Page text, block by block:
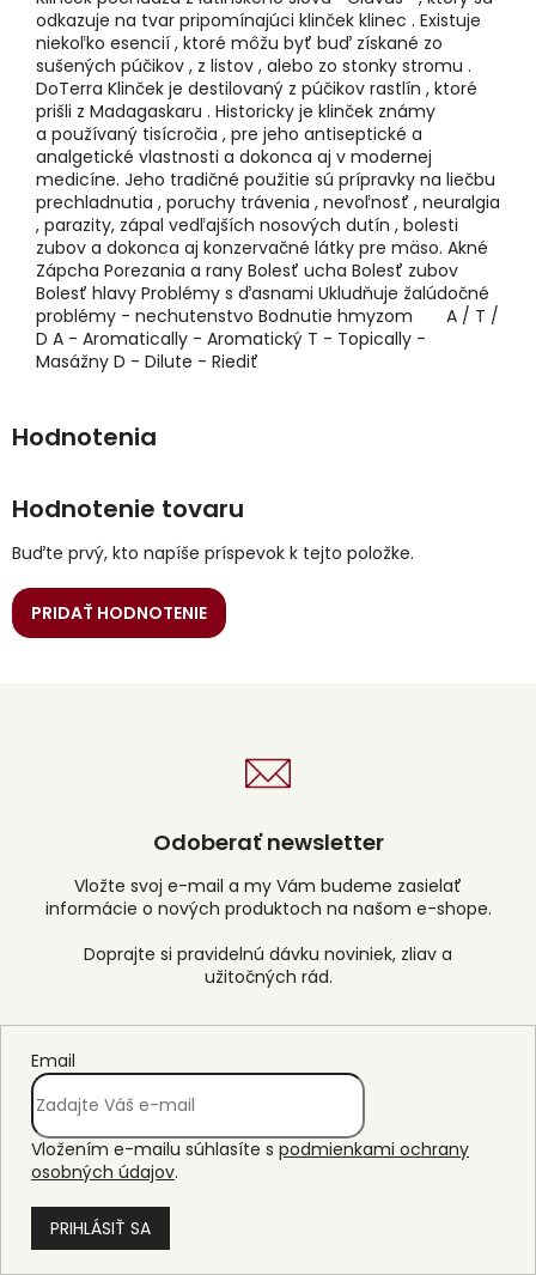
odkazuje na tvar pripomínajúci klinček klinec . Existuje
niekoľko esencií , ktoré môžu byť buď získané zo
sušených púčikov , z listov , alebo zo stonky stromu .
DoTerra Klinček je destilovaný z púčikov rastlín , ktoré
prišli z Madagaskaru . Historicky je klinček známy
a používaný tisícročia , pre jeho antiseptické a
analgetické vlastnosti a dokonca aj v modernej
medicíne. Jeho tradičné použitie sú prípravky na liečbu
prechladnutia , poruchy trávenia , nevoľnosť , neuralgia
, parazity, zápal vedľajších nosových dutín , bolesti
zubov a dokonca aj konzervačné látky pre mäso. Akné
Zápcha Porezania a rany Bolesť ucha Bolesť zubov
Bolesť hlavy Problémy s ďasnami Ukludňuje žalúdočné
problémy - nechutenstvo Bodnutie hmyzom A / T /
D A - Aromatically - Aromatický T - Topically -
Masážny D - Dilute - Riediť
Hodnotenie tovaru
Buďte prvý, kto napíše príspevok k tejto položke.
PRIDAŤ HODNOTENIE
Odoberať newsletter
Vložte svoj e-mail a my Vám budeme zasielať
informácie o nových produktoch na našom e-shope.
Email
Vložením e-mailu súhlasíte s podmienkami ochrany
osobných údajov.
PRIHLÁSIŤ SA